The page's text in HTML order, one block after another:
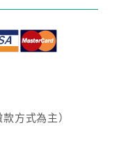
方式為主）